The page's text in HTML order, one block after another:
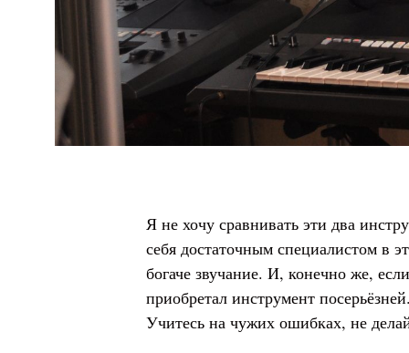
Я не хочу сравнивать эти два
себя достаточным специалистом в
богаче звучание. И, конечно же,
приобретал инструмент
Учитесь на чужих ошибках, не